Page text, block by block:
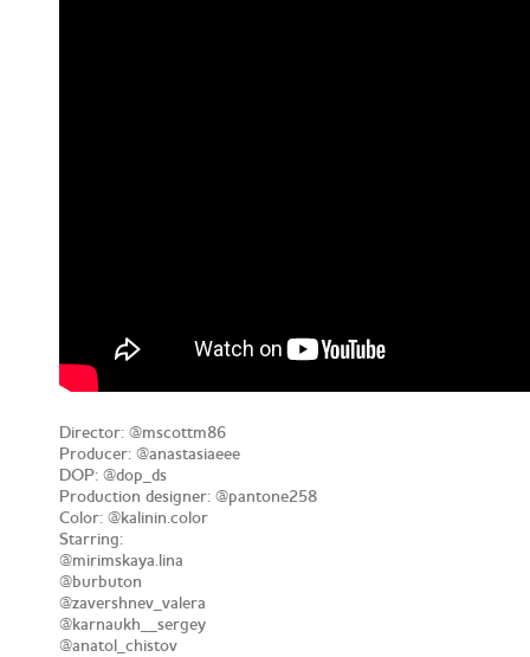
Director: @mscottm86
Producer: @anastasiaeee
DOP: @dop_ds
Production designer: @pantone258
Color: @kalinin.color
Starring:
@mirimskaya.lina
@burbuton
@zavershnev_valera
@karnaukh__sergey
@anatol_chistov